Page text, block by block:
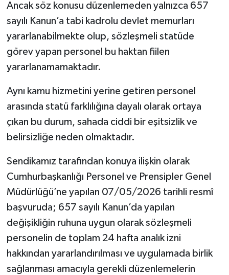
Ancak söz konusu düzenlemeden yalnızca 657
sayılı Kanun’a tabi kadrolu devlet memurları
yararlanabilmekte olup, sözleşmeli statüde
görev yapan personel bu haktan fiilen
yararlanamamaktadır.
Aynı kamu hizmetini yerine getiren personel
arasında statü farklılığına dayalı olarak ortaya
çıkan bu durum, sahada ciddi bir eşitsizlik ve
belirsizliğe neden olmaktadır.
Sendikamız tarafından konuya ilişkin olarak
Cumhurbaşkanlığı Personel ve Prensipler Genel
Müdürlüğü’ne yapılan 07/05/2026 tarihli resmî
başvuruda; 657 sayılı Kanun’da yapılan
değişikliğin ruhuna uygun olarak sözleşmeli
personelin de toplam 24 hafta analık izni
hakkından yararlandırılması ve uygulamada birlik
sağlanması amacıyla gerekli düzenlemelerin